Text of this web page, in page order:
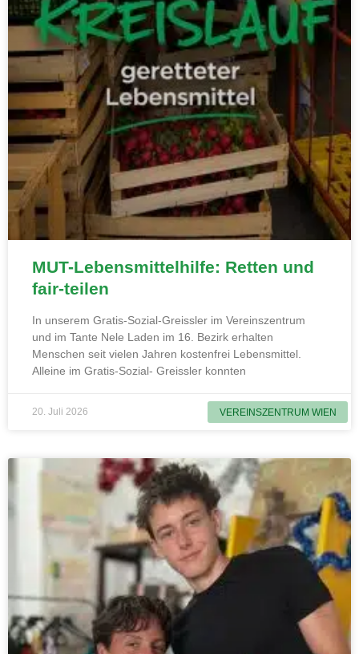
VEREINSZENTRUM WIEN
MUT-Lebensmittelhilfe: Retten und
fair-teilen
In unserem Gratis-Sozial-Greissler im Vereinszentrum
und im Tante Nele Laden im 16. Bezirk erhalten
Menschen seit vielen Jahren kostenfrei Lebensmittel.
Alleine im Gratis-Sozial- Greissler konnten
20. Juli 2026